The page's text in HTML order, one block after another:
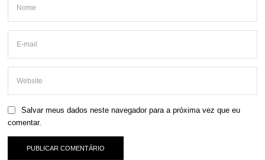
Salvar meus dados neste navegador para a próxima vez que eu
comentar.